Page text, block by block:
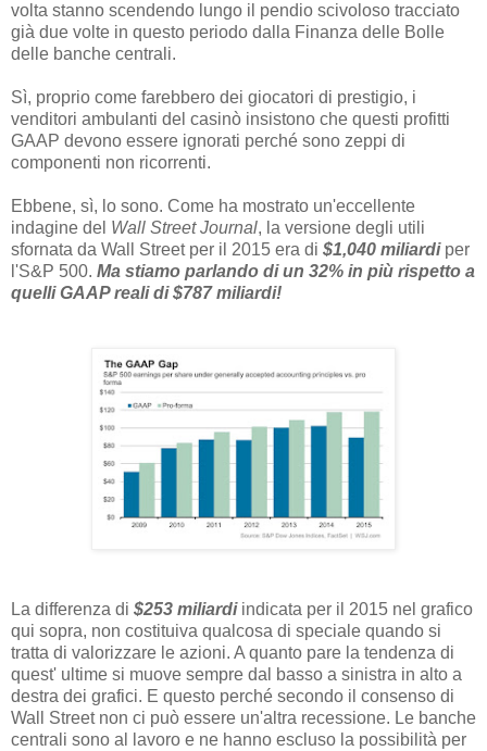
volta stanno scendendo lungo il pendio scivoloso tracciato
già due volte in questo periodo dalla Finanza delle Bolle
delle banche centrali.
Sì, proprio come farebbero dei giocatori di prestigio, i
venditori ambulanti del casinò insistono che questi profitti
GAAP devono essere ignorati perché sono zeppi di
componenti non ricorrenti.
Ebbene, sì, lo sono. Come ha mostrato un'eccellente
indagine del Wall Street Journal, la versione degli utili
sfornata da Wall Street per il 2015 era di $1,040 miliardiper
l'S&P 500. Ma stiamo parlando di un 32% in più rispetto a
quelli GAAP reali di $787 miliardi!
La differenza di $253 miliardiindicata per il 2015 nel grafico
qui sopra, non costituiva qualcosa di speciale quando si
tratta di valorizzare le azioni. A quanto pare la tendenza di
quest' ultime si muove sempre dal basso a sinistra in alto a
destra dei grafici. E questo perché secondo il consenso di
Wall Street non ci può essere un'altra recessione. Le banche
centrali sono al lavoro e ne hanno escluso la possibilità per